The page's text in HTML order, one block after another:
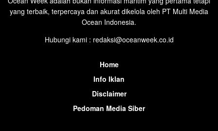
yang terbaik, terpercaya dan akurat dikelola oleh PT Multi Media
Ocean Indonesia.
Hubungi kami : redaksi@oceanweek.co.id
Home
Info Iklan
Disclaimer
Pedoman Media Siber